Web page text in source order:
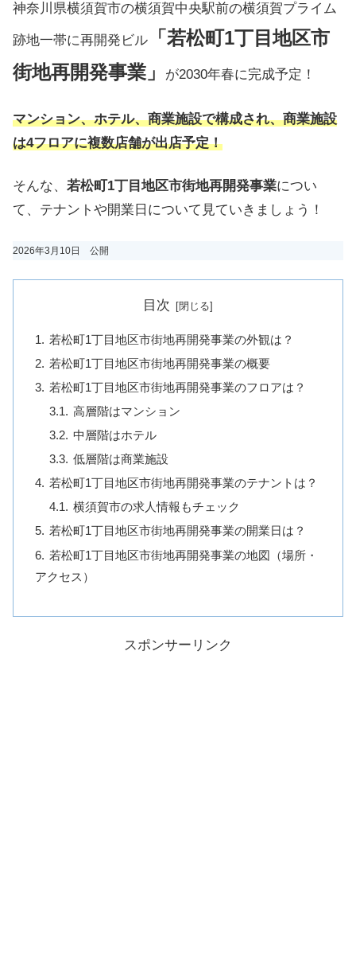
神奈川県横須賀市の横須賀中央駅前の横須賀プライム
跡地一帯に再開発ビル
「若松町1丁目地区市
街地再開発事業」
が2030年春に完成予定！
マンション、ホテル、商業施設で構成され、商業施設
は4フロアに複数店舗が出店予定！
そんな、 若松町1丁目地区市街地再開発事業につい
て、テナントや開業日について見ていきましょう！
2026年3月10日 公開
目次
若松町1丁目地区市街地再開発事業の外観は？
若松町1丁目地区市街地再開発事業の概要
若松町1丁目地区市街地再開発事業のフロアは？
高層階はマンション
中層階はホテル
低層階は商業施設
若松町1丁目地区市街地再開発事業のテナントは？
横須賀市の求人情報もチェック
若松町1丁目地区市街地再開発事業の開業日は？
若松町1丁目地区市街地再開発事業の地図（場所・
アクセス）
スポンサーリンク